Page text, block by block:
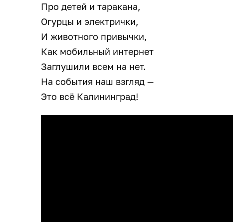
Про детей и таракана,
Огурцы и электрички,
И животного привычки,
Как мобильный интернет
Заглушили всем на нет.
На события наш взгляд —
Это всё Калининград!